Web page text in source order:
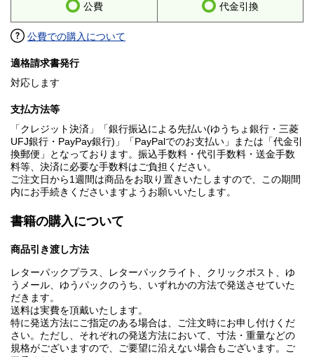
公費 代金引換
公費での購入について
適格請求書発行
対応します
支払方法等
「クレジット決済」「銀行振込による先払い(ゆうちょ銀行・三菱
UFJ銀行・PayPay銀行)」「PayPalでのお支払い」または「代金引
換郵便」となっております。振込手数料・代引手数料・送金手数
料等、決済に必要な手数料はご負担ください。
ご注文日から1週間は商品をお取り置きいたしますので、この期間
内にお手続きくださいますようお願いいたします。
書籍の購入について
商品引き渡し方法
レターパックプラス、レターパックライト、クリックポスト、ゆ
うメール、ゆうパックのうち、いずれかの方法で発送させていた
だきます。
送料は実費を頂戴いたします。
特に発送方法にご指定のある場合は、ご注文時にお申し付けくだ
さい。ただし、それぞれの発送方法において、寸法・重量などの
規格がございますので、ご要望に沿えない場合もございます。ご